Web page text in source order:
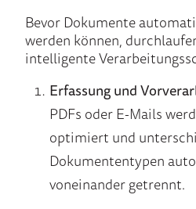
Bevor Dokumente
werden können,
intelligente
Erfassung und
PDFs oder E-Mails
optimiert und
Dokumententypen
voneinander getrennt.